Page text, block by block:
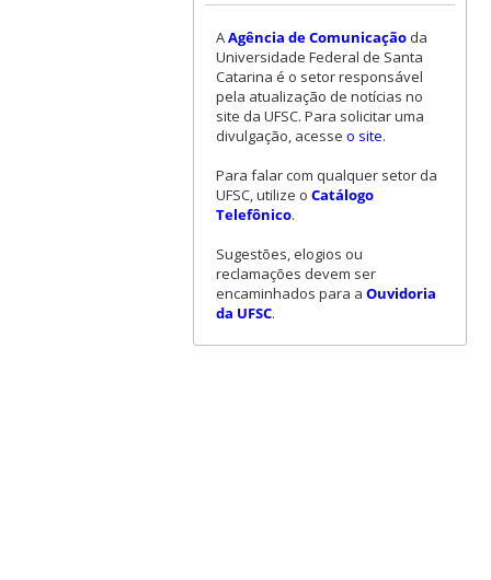
AAgência de Comunicaçãoda
Universidade Federal de Santa
Catarina é o setor responsável
pela atualização de notícias no
site da UFSC. Para solicitar uma
divulgação, acesse o site.
Para falar com qualquer setor da
UFSC, utilize o Catálogo
Telefônico.
Sugestões, elogios ou
reclamações devem ser
encaminhados para a Ouvidoria
da UFSC.